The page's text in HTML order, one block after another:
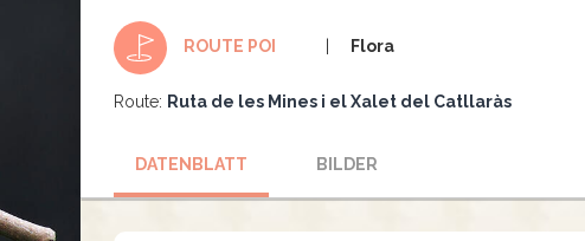
ROUTE POI Flora
Route: Ruta de les Mines i el Xalet del Catllaràs
DATENBLATT BILDER